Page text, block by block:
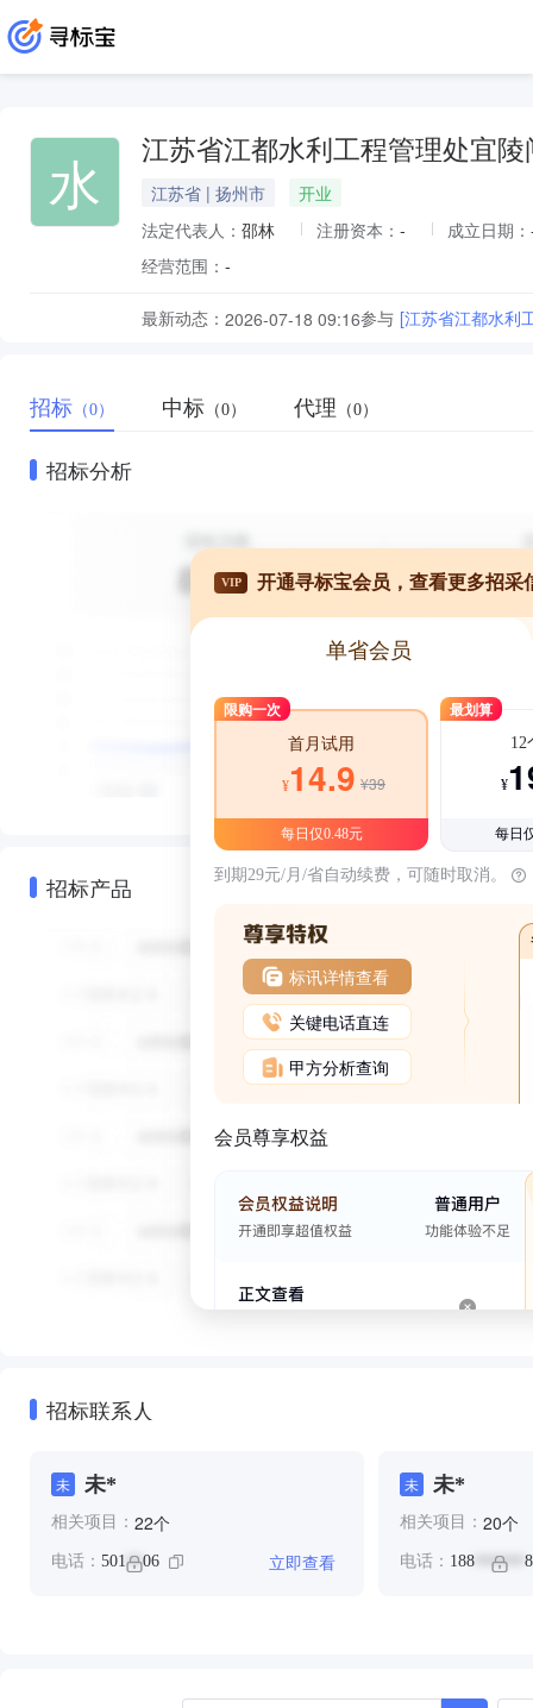
水 江苏省江都水利工程管理处宜陵
江苏省 | 扬州市
开业
法定代表人： 邵林 注册资本： - 成立日期：
经营范围： -
最新动态： 2026-07-18 09:16参与 [江苏省江都水利
招标 （0） 中标 （0） 代理 （0）
招标分析
招标产品
VIP 开通寻标宝会员，查看更多招采
单省会员
限购一次
首月试用
¥14.9 ¥39
每日仅0.48元
最划算
12
¥
每日
到期29元/月/省自动续费，可随时取消。
标讯详情查看
关键电话直连
甲方分析查询
会员尊享权益
招标联系人
未 未*
相关项目： 22个
电话： 501**06 立即查看
未 未*
相关项目： 20个
电话： 188******